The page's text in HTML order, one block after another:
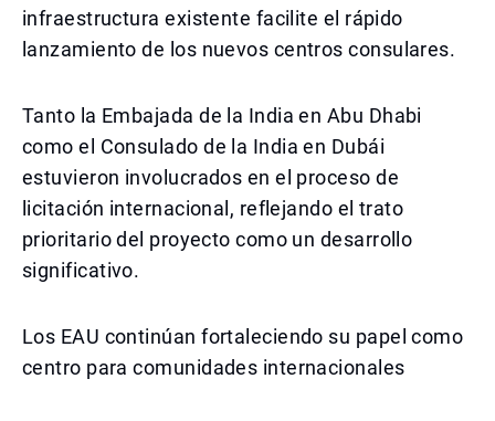
infraestructura existente facilite el rápido
lanzamiento de los nuevos centros consulares.
Tanto la Embajada de la India en Abu Dhabi
como el Consulado de la India en Dubái
estuvieron involucrados en el proceso de
licitación internacional, reflejando el trato
prioritario del proyecto como un desarrollo
significativo.
Los EAU continúan fortaleciendo su papel como
centro para comunidades internacionales